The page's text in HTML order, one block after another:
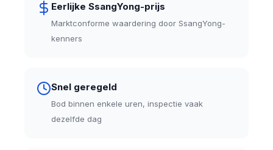
Eerlijke SsangYong-prijs
Marktconforme waardering door SsangYong-
kenners
Snel geregeld
Bod binnen enkele uren, inspectie vaak
dezelfde dag